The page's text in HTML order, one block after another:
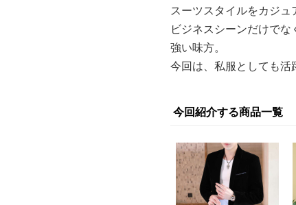
スーツスタイルをカジュ
ビジネスシーンだけで
強い味方。
今回は、私服としても活
今回紹介する商品一覧